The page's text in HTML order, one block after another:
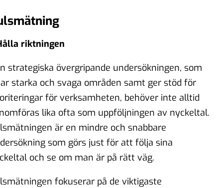
riktningen
strategiska övergripande undersökningen, som
starka och svaga områden samt ger stöd för
för verksamheten, behöver inte alltid
lika ofta som uppföljningen av nyckeltal.
är en mindre och snabbare
som görs just för att följa sina
och se om man är på rätt väg.
fokuserar på de viktigaste